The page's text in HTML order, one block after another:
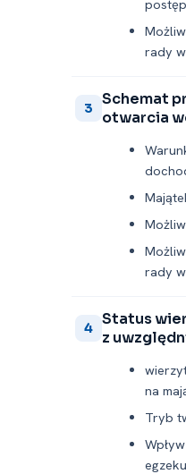
rady
3
Schemat
otwarcia
rady
4 Status
z
na
Tryb